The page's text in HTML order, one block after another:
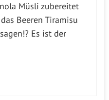
Müsli zubereitet
Beeren Tiramisu
Es ist der